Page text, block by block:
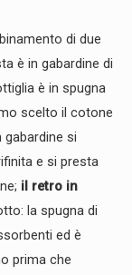
di due
è in gabardine di
è in spugna
scelto il cotone
si
e si presta
il retro in
la spugna di
ed è
prima che